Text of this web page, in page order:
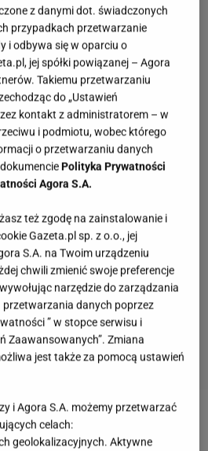
z danymi dot. świadczonych
przypadkach przetwarzanie
i odbywa się w oparciu o
jej spółki powiązanej – Agora
Takiemu przetwarzaniu
do „Ustawień
kontakt z administratorem – w
i podmiotu, wobec którego
o przetwarzaniu danych
Polityka Prywatności
Agora S.A.
też zgodę na zainstalowanie i
Gazeta.pl sp. z o.o., jej
S.A. na Twoim urządzeniu
chwili zmienić swoje preferencje
narzędzie do zarządzania
danych poprzez
” w stopce serwisu i
Zaawansowanych”. Zmiana
jest także za pomocą ustawień
i Agora S.A. możemy przetwarzać
celach:
geolokalizacyjnych. Aktywne